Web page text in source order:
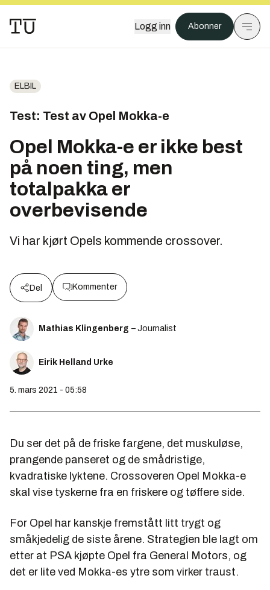
Logg inn Abonner
ELBIL
Test: Test av Opel Mokka-e
Opel Mokka-e er ikke best
på noen ting, men
totalpakka er
overbevisende
Vi har kjørt Opels kommende crossover.
Del Kommenter
Mathias Klingenberg – Journalist
Eirik Helland Urke
5. mars 2021 - 05:58
Du ser det på de friske fargene, det muskuløse,
prangende panseret og de smådristige,
kvadratiske lyktene. Crossoveren Opel Mokka-e
skal vise tyskerne fra en friskere og tøffere side.
For Opel har kanskje fremstått litt trygt og
småkjedelig de siste årene. Strategien ble lagt om
etter at PSA kjøpte Opel fra General Motors, og
det er lite ved Mokka-es ytre som virker traust.